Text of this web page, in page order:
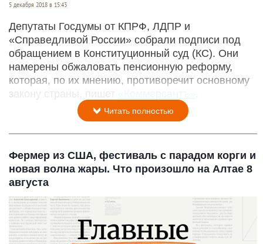
5 декабря 2018 в 15:43
Депутаты Госдумы от КПРФ, ЛДПР и
«Справедливой России» собрали подписи под
обращением в Конституционный суд (КС). Они
намерены обжаловать пенсионную реформу,
которая, по их мнению, противоречит основному
закону страны, пишет
«Коммерсантъ»
Читать полностью
Фермер из США, фестиваль с парадом корги и
новая волна жары. Что произошло на Алтае 8
августа